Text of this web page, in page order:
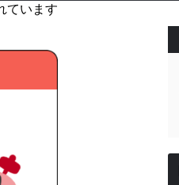
ています